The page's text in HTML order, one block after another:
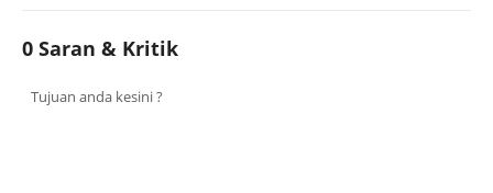
0 Saran & Kritik
Tujuan anda kesini ?